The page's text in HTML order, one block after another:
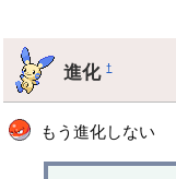
進化†
もう進化しない